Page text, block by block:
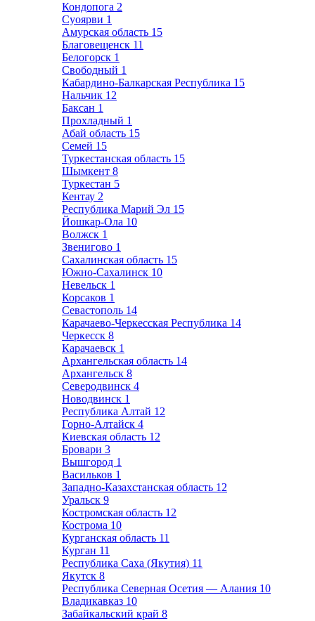
Кондопога 2
Суоярви 1
Амурская область 15
Благовещенск 11
Белогорск 1
Свободный 1
Кабардино-Балкарская Республика 15
Нальчик 12
Баксан 1
Прохладный 1
Абай область 15
Семей 15
Туркестанская область 15
Шымкент 8
Туркестан 5
Кентау 2
Республика Марий Эл 15
Йошкар-Ола 10
Волжск 1
Звенигово 1
Сахалинская область 15
Южно-Сахалинск 10
Невельск 1
Корсаков 1
Севастополь 14
Карачаево-Черкесская Республика 14
Черкесск 8
Карачаевск 1
Архангельская область 14
Архангельск 8
Северодвинск 4
Новодвинск 1
Республика Алтай 12
Горно-Алтайск 4
Киевская область 12
Бровари 3
Вышгород 1
Васильков 1
Западно-Казахстанская область 12
Уральск 9
Костромская область 12
Кострома 10
Курганская область 11
Курган 11
Республика Саха (Якутия) 11
Якутск 8
Республика Северная Осетия — Алания 10
Владикавказ 10
Забайкальский край 8